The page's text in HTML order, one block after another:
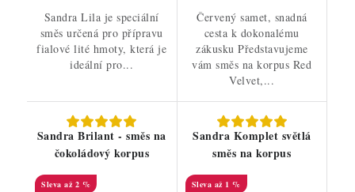
Sandra Lila je speciální
směs určená pro přípravu
fialové lité hmoty, která je
ideální pro...
Červený samet, snadná
cesta k dokonalému
zákusku Představujeme
vám směs na korpus Red
Velvet,...
Sandra Brilant - směs na
čokoládový korpus
až 2 %
Sandra Komplet světlá
směs na korpus
až 1 %